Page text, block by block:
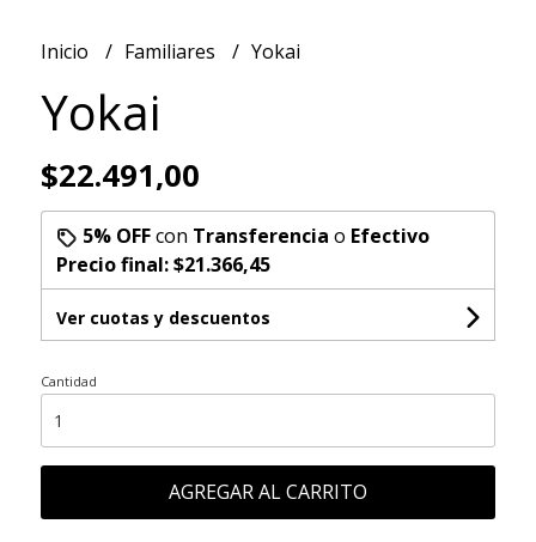
Inicio Familiares Yokai
Yokai
$22.491,00
5% OFFcon Transferencia o Efectivo
Precio final:$21.366,45
Ver cuotas y descuentos
Cantidad
AGREGAR AL CARRITO